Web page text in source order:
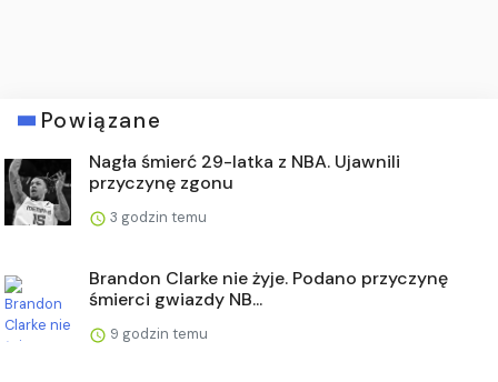
Powiązane
Nagła śmierć 29-latka z NBA. Ujawnili
przyczynę zgonu
3 godzin temu
Brandon Clarke nie żyje. Podano przyczynę
śmierci gwiazdy NB...
9 godzin temu